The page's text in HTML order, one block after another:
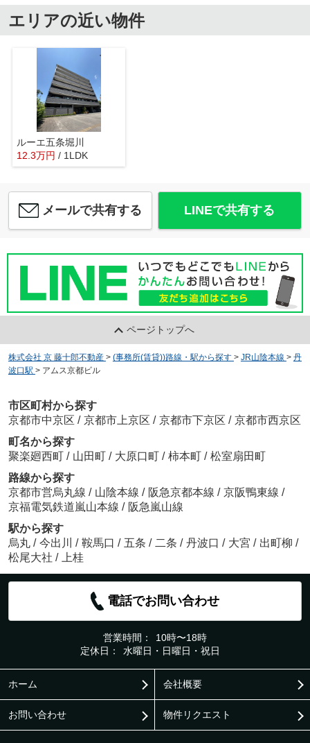
エリアの近い物件
ルーエ五条堀川
12.3万円 / 1LDK
メールで共有する LINEで共有する
ページトップへ
株式会社 京 藤十郎不動産 > (事務所(賃貸))路線・駅から探す > JR山陰本線 > 丹
波口駅 > アムス京都ビル
市区町村から探す
京都市中京区 / 京都市上京区 / 京都市下京区 / 京都市西京区
町名から探す
聚楽廻西町 / 山田町 / 大原口町 / 柿本町 / 松室扇田町
路線から探す
京都市営烏丸線 / 山陰本線 / 阪急京都本線 / 京阪鴨東線 /
京福電気鉄道嵐山本線 / 阪急嵐山線
駅から探す
烏丸 / 今出川 / 鞍馬口 / 五条 / 二条 / 丹波口 / 大宮 / 出町柳 /
松尾大社 / 上桂
電話でお問い合わせ
営業時間：
10時〜18時
定休日：
水曜日・日曜日・祝日
ホーム 会社概要
お問い合わせ 物件リクエスト